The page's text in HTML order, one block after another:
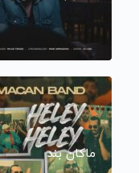
ماکان بند